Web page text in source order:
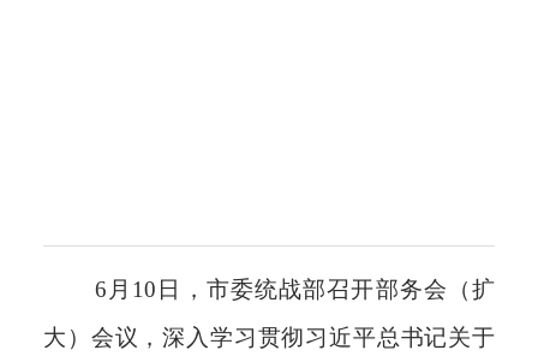
6月10日，市委统战部召开部务会（扩
大）会议，深入学习贯彻习近平总书记关于